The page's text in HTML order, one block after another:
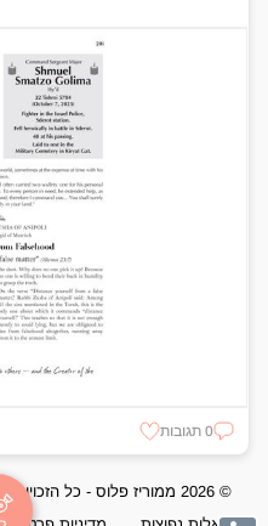
0 תגובות
© 2026 ממוריז פלוס - כל הזכויות שמורות